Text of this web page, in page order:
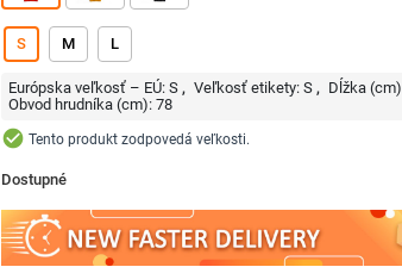
S M L
Európska veľkosť – EÚ: S Veľkosť etikety: S Dĺžka
Obvod hrudníka (cm): 78
check_circle Tento produkt zodpovedá veľkosti.
Dostupné